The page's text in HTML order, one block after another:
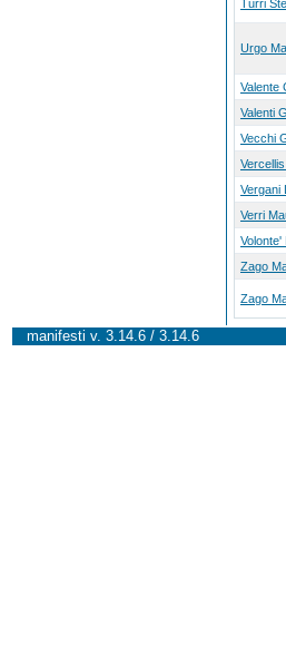
Turri
Urgo
Valente
Valenti
Vecchi
Vergani
Verri
Volonte'
Zago
Zago
manifesti v. 3.14.6 / 3.14.6